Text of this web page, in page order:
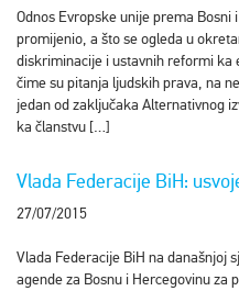
Odnos Evropske unije prema Bosni
promijenio, a što se ogleda u
diskriminacije i ustavnih reformi
čime su pitanja ljudskih prava, na
jedan od zaključaka Alternativnog
ka članstvu […]
Vlada Federacije BiH:
27/07/2015
Vlada Federacije BiH na današnjoj
agende za Bosnu i Hercegovinu za